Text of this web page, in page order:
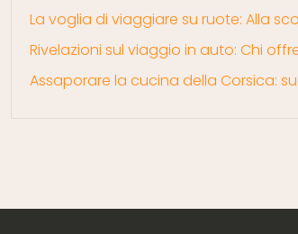
La voglia di viaggiare su ruote: Alla
Rivelazioni sul viaggio in auto: Chi
Assaporare la cucina della Corsica: